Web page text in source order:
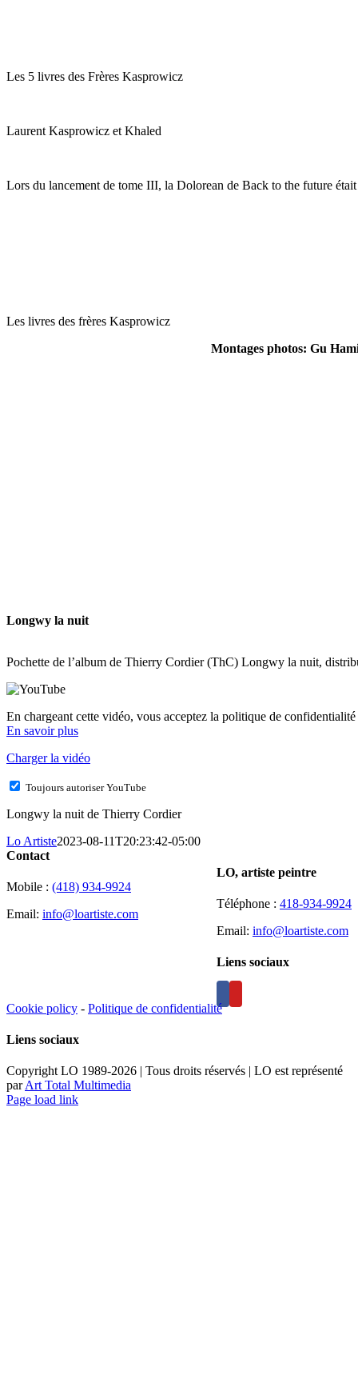
Les 5 livres des Frères Kasprowicz
Laurent Kasprowicz et Khaled
Lors du lancement de tome III, la Dolorean de Back to the future était
Les livres des frères Kasprowicz
Montages photos: Gu
Longwy la nuit
Pochette de l’album de Thierry Cordier (ThC) Longwy la nuit,
En chargeant cette vidéo, vous acceptez la politique de
En savoir plus
Charger la vidéo
Toujours autoriser YouTube
Longwy la nuit de Thierry Cordier
Lo Artiste2023-08-11T20:23:42-05:00
LO, artiste peintre
Téléphone : 418-934-9924
Email: info@loartiste.com
Liens sociaux
Contact
Mobile : (418) 934-9924
Email: info@loartiste.com
Cookie policy - Politique de confidentialité
Liens sociaux
Copyright LO 1989-2026 | Tous droits réservés | LO est représenté
parArt Total Multimedia
Facebook
Instagram
Email
Pinterest
YouTube
Page load link